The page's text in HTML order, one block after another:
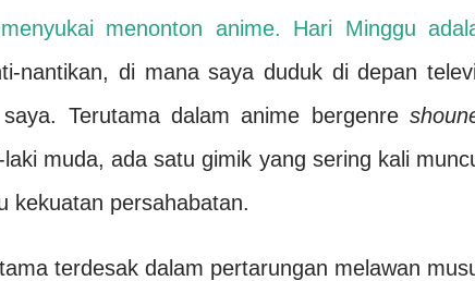
menonton anime. Hari Minggu
nantikan, di mana saya duduk di depan
Terutama dalam anime bergenre
muda, ada satu gimik yang sering kali
kekuatan persahabatan.
terdesak dalam pertarungan melawan